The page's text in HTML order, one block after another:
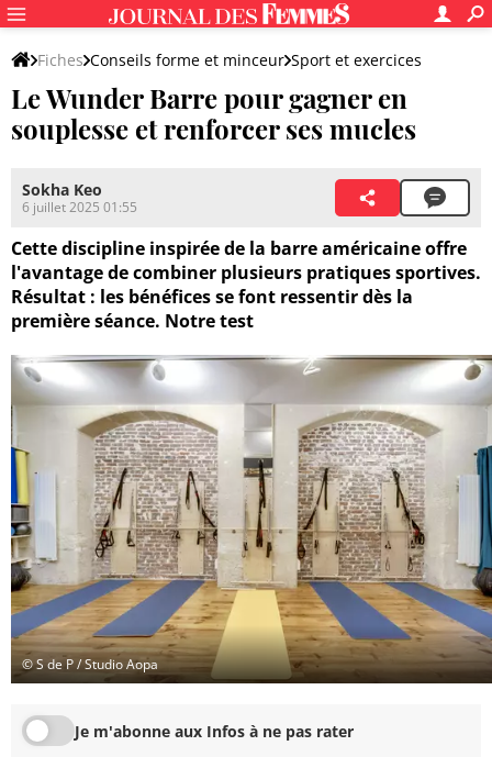
Fiches Conseils forme et minceur Sport et exercices
Autres sports
Le Wunder Barre pour gagner en
souplesse et renforcer ses mucles
Sokha Keo
6 juillet 2025 01:55
Cette discipline inspirée de la barre américaine offre
l'avantage de combiner plusieurs pratiques sportives.
Résultat : les bénéfices se font ressentir dès la
première séance. Notre test
© S de P / Studio Aopa
Je m'abonne aux Infos à ne pas rater